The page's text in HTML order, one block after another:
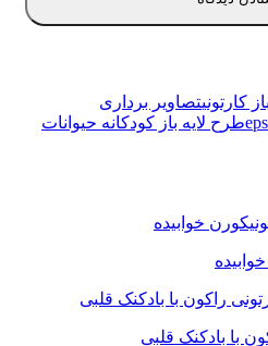
کارتونیتصاویر برداری
طرح لایه باز کودکانه حیوانات
با بادکنک قلبی